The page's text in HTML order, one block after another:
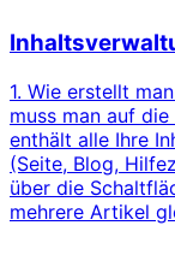
1. Wie erstellt
muss man auf
enthält alle Ihre
(Seite, Blog,
über die
mehrere Artikel